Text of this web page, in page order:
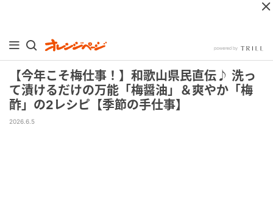
【今年こそ梅仕事！】和歌山県民直伝♪ 洗っ
て漬けるだけの万能「梅醤油」＆爽やか「梅
酢」の2レシピ【季節の手仕事】
2026.6.5